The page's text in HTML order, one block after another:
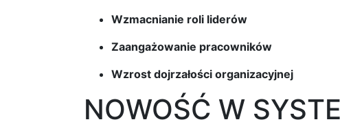
Wzmacnianie roli liderów
Zaangażowanie pracowników
Wzrost dojrzałości organizacyjnej
NOWOŚĆ W